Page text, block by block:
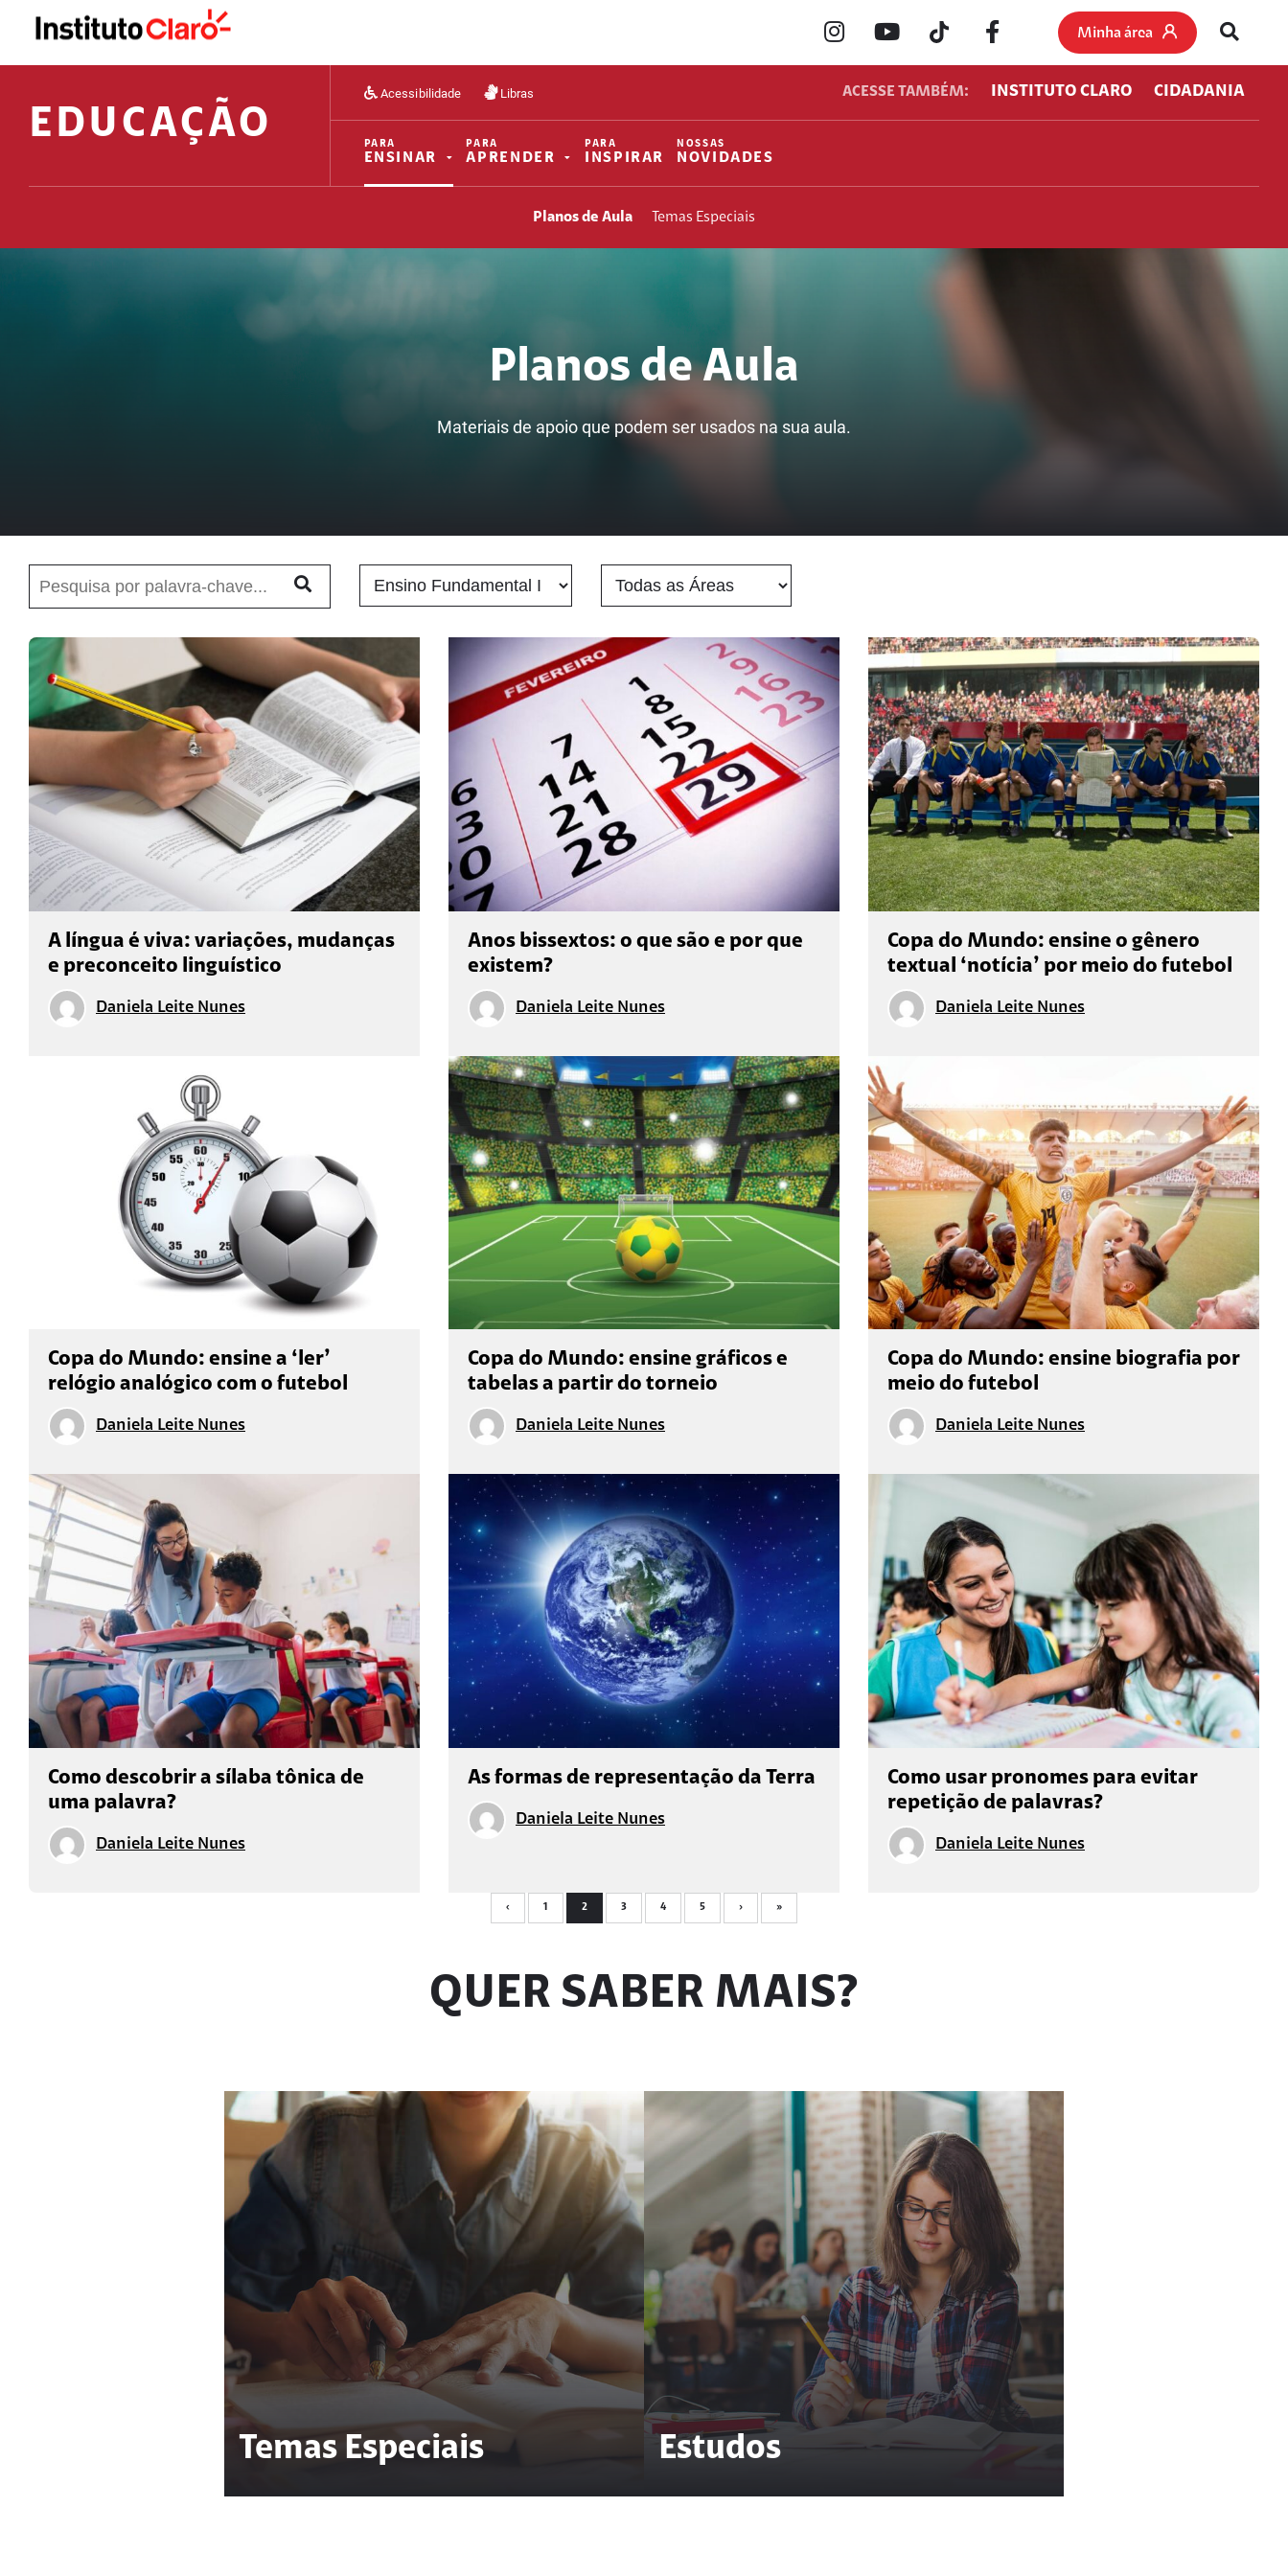
Minha área
EDUCAÇÃO
Acessibilidade Libras ACESSE TAMBÉM: INSTITUTO CLARO CIDADANIA
PARA
ENSINAR
PARA
APRENDER
PARA
INSPIRAR
NOSSAS
NOVIDADES
Planos de Aula Temas Especiais
Planos de Aula
Materiais de apoio que podem ser usados na sua aula.
A língua é viva: variações, mudanças
e preconceito linguístico
Daniela Leite Nunes
Anos bissextos: o que são e por que
existem?
Daniela Leite Nunes
Copa do Mundo: ensine o gênero
textual ‘notícia’ por meio do futebol
Daniela Leite Nunes
Copa do Mundo: ensine a ‘ler’
relógio analógico com o futebol
Daniela Leite Nunes
Copa do Mundo: ensine gráficos e
tabelas a partir do torneio
Daniela Leite Nunes
Copa do Mundo: ensine biografia por
meio do futebol
Daniela Leite Nunes
Como descobrir a sílaba tônica de
uma palavra?
Daniela Leite Nunes
As formas de representação da Terra
Daniela Leite Nunes
Como usar pronomes para evitar
repetição de palavras?
Daniela Leite Nunes
‹ 1 2 3 4 5 › »
QUER SABER MAIS?
Temas Especiais Estudos